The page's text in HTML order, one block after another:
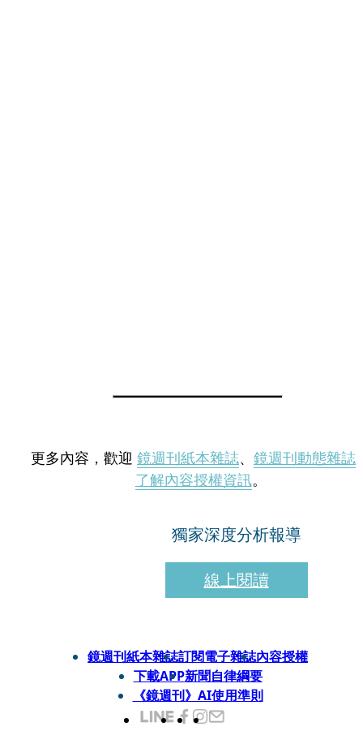
更多內容，歡迎 鏡週刊紙本雜誌、 鏡週刊動態雜誌
了解內容授權資訊。
獨家深度分析報導
線上閱讀
鏡週刊紙本雜誌訂閱電子雜誌內容授權
下載APP新聞自律綱要
《鏡週刊》AI使用準則